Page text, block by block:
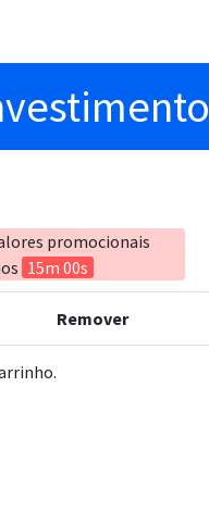
promocionais
15m 00s
Remover